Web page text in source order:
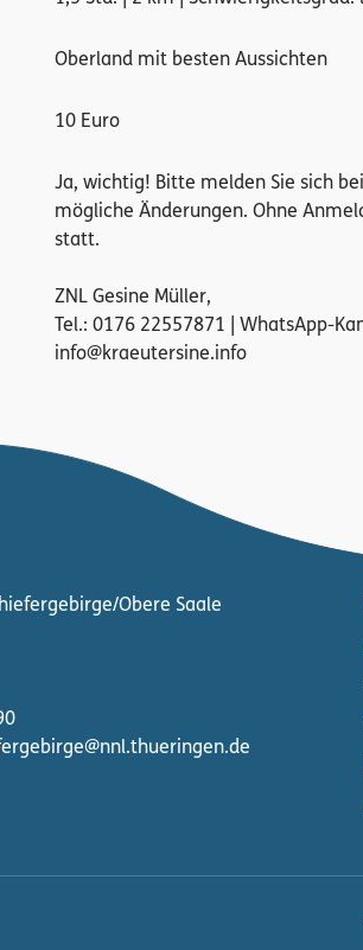
Oberland mit besten Aussichten
10 Euro
Ja, wichtig! Bitte melden Sie sich
mögliche Änderungen. Ohne
statt.
ZNL Gesine Müller,
Tel.: 0176 22557871 | WhatsApp-
info@kraeutersine.info
Obere Saale
@nnl.thueringen.de